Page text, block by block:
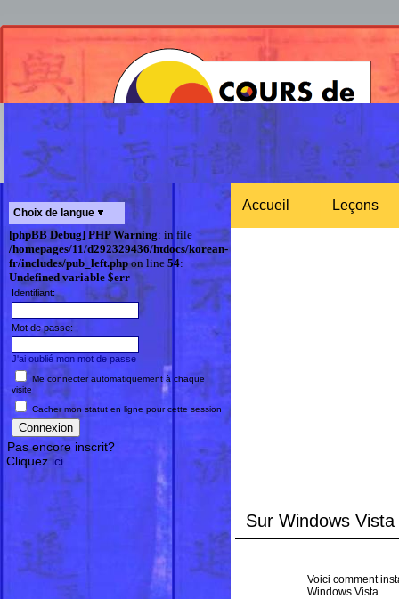
Choix de langue
[phpBB Debug] PHP Warning: in file
/homepages/11/d292329436/htdocs/korean-
fr/includes/pub_left.phpon line 54:
Undefined variable $err
Identifiant:
Mot de passe:
J'ai oublié mon mot de passe
Me connecter automatiquement à chaque
visite
Cacher mon statut en ligne pour cette session
Pas encore inscrit?
Cliquezici
Accueil Leçons
Sur Windows Vista
Voici comment
Windows Vista.